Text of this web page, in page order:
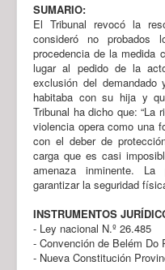
SUMARIO:
El Tribunal revocó la
consideró no probados
procedencia de la medida
lugar al pedido de la
exclusión del
habitaba con su hija y
Tribunal ha dicho que: “La
violencia opera como una
con el deber de
carga que es casi
amenaza inminente. La
garantizar la seguridad
INSTRUMENTOS
- Ley nacional N.º 26.485
- Convención de Belém Do
- Nueva Constitución